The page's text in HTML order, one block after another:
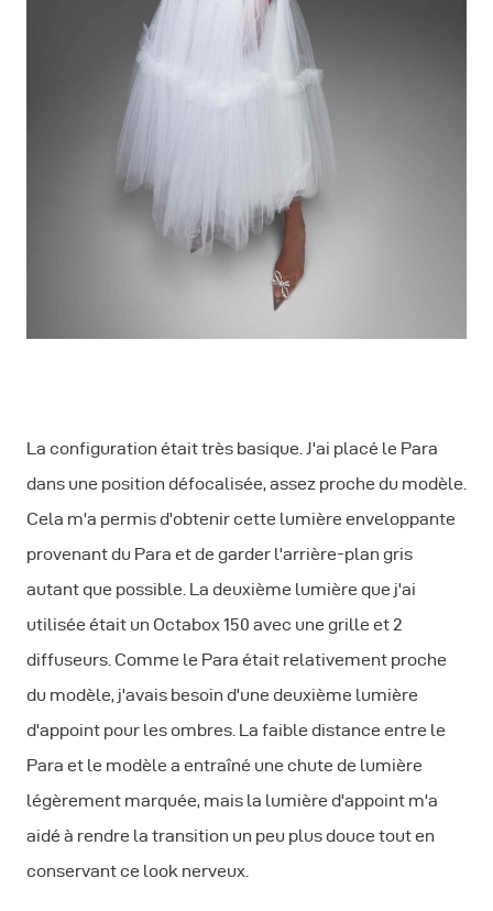
La configuration était très basique. J'ai placé le Para
dans une position défocalisée, assez proche du modèle.
Cela m'a permis d'obtenir cette lumière enveloppante
provenant du Para et de garder l'arrière-plan gris
autant que possible. La deuxième lumière que j'ai
utilisée était un Octabox 150 avec une grille et 2
diffuseurs. Comme le Para était relativement proche
du modèle, j'avais besoin d'une deuxième lumière
d'appoint pour les ombres. La faible distance entre le
Para et le modèle a entraîné une chute de lumière
légèrement marquée, mais la lumière d'appoint m'a
aidé à rendre la transition un peu plus douce tout en
conservant ce look nerveux.